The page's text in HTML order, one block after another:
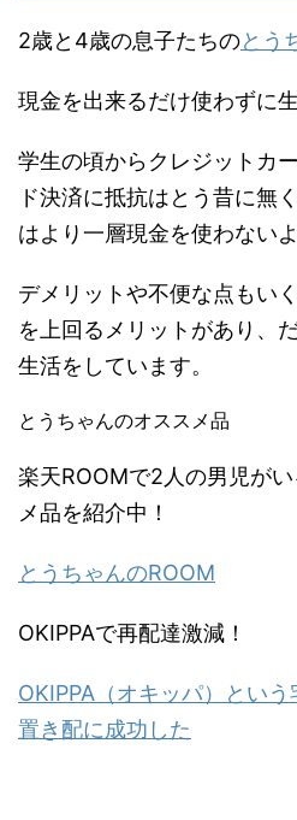
2歳と4歳の息子たちのとう
現金を出来るだけ使わずに
学生の頃からクレジットカ
ド決済に抵抗はとう昔に無
はより一層現金を使わない
デメリットや不便な点もい
を上回るメリットがあり、
生活をしています。
とうちゃんのオススメ品
楽天ROOMで2人の男児が
メ品を紹介中！
とうちゃんのROOM
OKIPPAで再配達激減！
OKIPPA（オキッパ）とい
置き配に成功した